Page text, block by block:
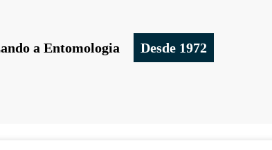
a Entomologia Desde 1972